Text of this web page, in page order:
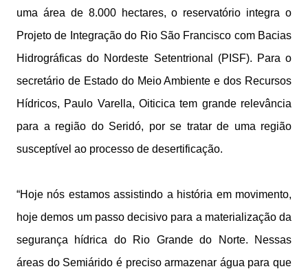
uma área de 8.000 hectares, o reservatório integra o
Projeto de Integração do Rio São Francisco com Bacias
Hidrográficas do Nordeste Setentrional (PISF). Para o
secretário de Estado do Meio Ambiente e dos Recursos
Hídricos, Paulo Varella, Oiticica tem grande relevância
para a região do Seridó, por se tratar de uma região
susceptível ao processo de desertificação.
“Hoje nós estamos assistindo a história em movimento,
hoje demos um passo decisivo para a materialização da
segurança hídrica do Rio Grande do Norte. Nessas
áreas do Semiárido é preciso armazenar água para que